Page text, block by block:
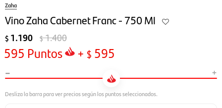
Zaha
Vino Zaha Cabernet Franc - 750 Ml
$ 1.190 $1.400
595 Puntos + $ 595
- +